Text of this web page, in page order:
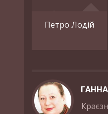
Петро Лодій